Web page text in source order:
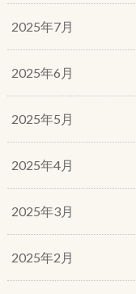
2025年7月
2025年6月
2025年5月
2025年4月
2025年3月
2025年2月